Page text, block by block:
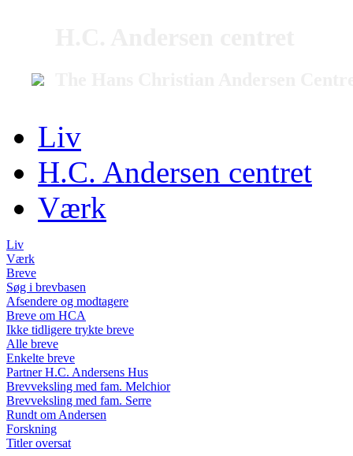
Liv
H.C. Andersen centret
Værk
Liv
Værk
Breve
Søg i brevbasen
Afsendere og modtagere
Breve om HCA
Ikke tidligere trykte breve
Alle breve
Enkelte breve
Partner H.C. Andersens Hus
Brevveksling med fam. Melchior
Brevveksling med fam. Serre
Rundt om Andersen
Forskning
Titler oversat